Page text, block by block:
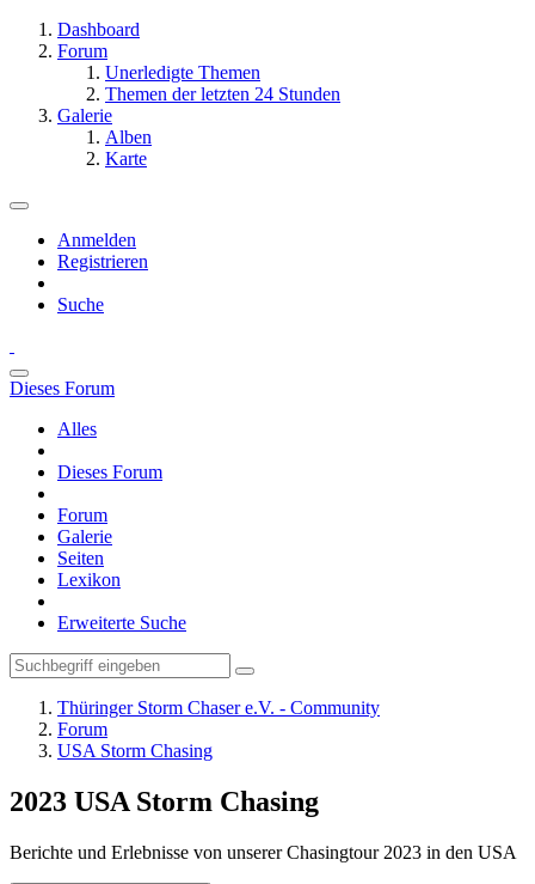
Dashboard
Forum
Unerledigte Themen
Themen der letzten 24 Stunden
Galerie
Alben
Karte
Anmelden
Registrieren
Suche
Dieses Forum
Alles
Dieses Forum
Forum
Galerie
Seiten
Lexikon
Erweiterte Suche
Thüringer Storm Chaser e.V. - Community
Forum
USA Storm Chasing
2023 USA Storm Chasing
Berichte und Erlebnisse von unserer Chasingtour 2023 in den USA